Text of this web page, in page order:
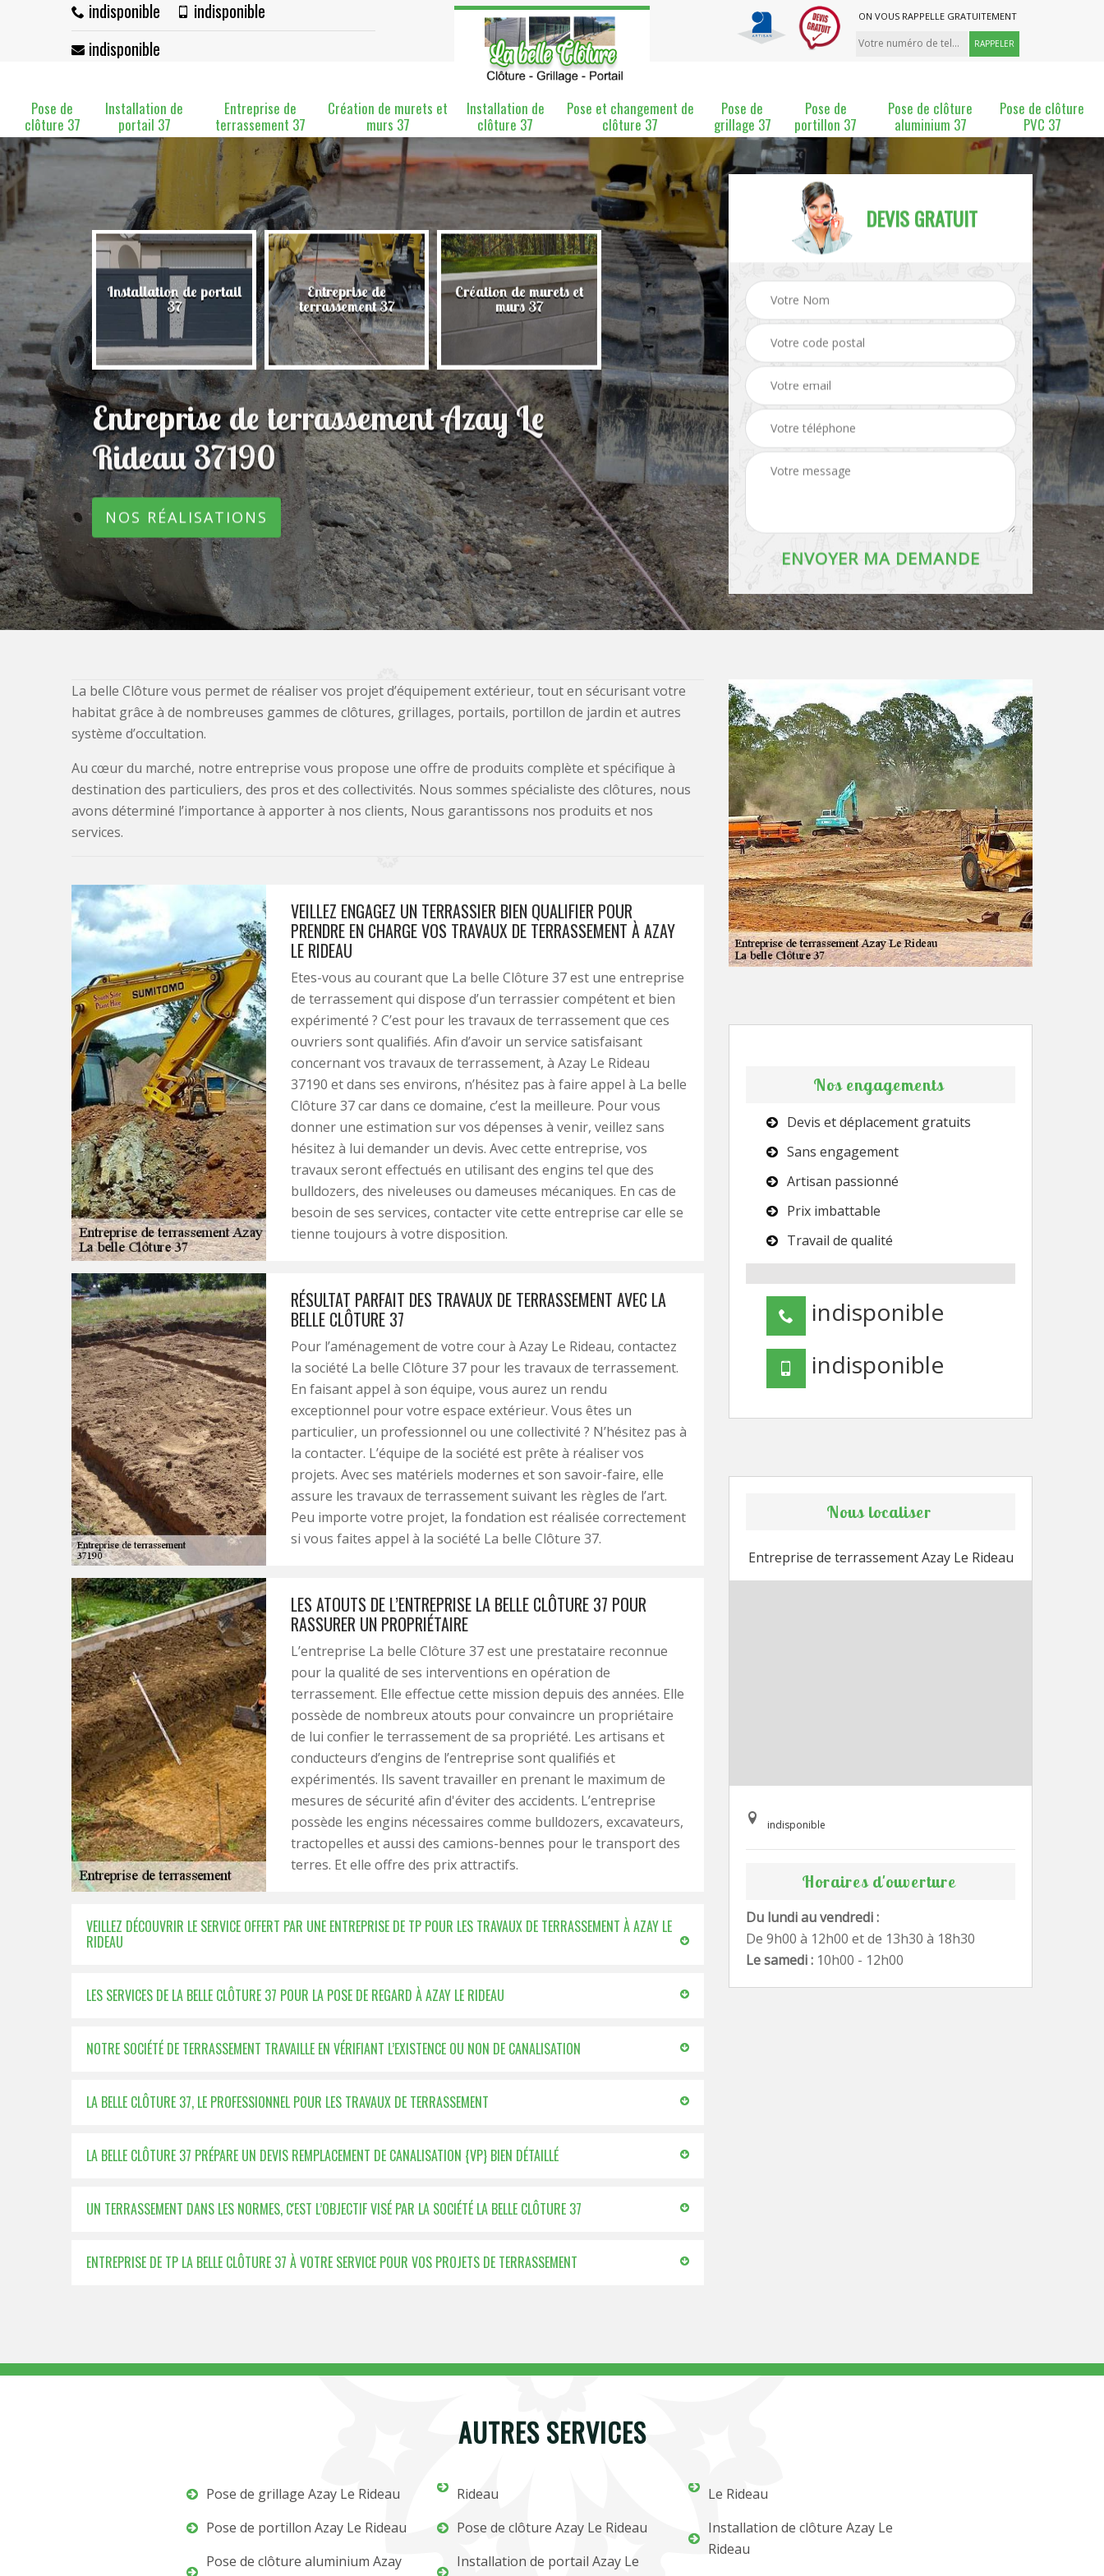
indisponible
indisponible
indisponible
ON VOUS RAPPELLE GRATUITEMENT
Pose de
clôture 37
Installation de
portail 37
Entreprise de
terrassement 37
Création de murets et
murs 37
Installation de
clôture 37
Pose et changement de
clôture 37
Pose de
grillage 37
Pose de
portillon 37
Pose de clôture
aluminium 37
Pose de clôture
PVC 37
37 Installation de portail
37
Entreprise de
terrassement 37
Création de murets et
murs 37
Installation de clôture
37
Pose et changement de Pose de grillage 37
Entreprise de terrassement Azay Le
Rideau 37190
NOS RÉALISATIONS
DEVIS GRATUIT
La belle Clôture vous permet de réaliser vos projet d’équipement extérieur, tout en sécurisant votre
habitat grâce à de nombreuses gammes de clôtures, grillages, portails, portillon de jardin et autres
système d’occultation.
Au cœur du marché, notre entreprise vous propose une offre de produits complète et spécifique à
destination des particuliers, des pros et des collectivités. Nous sommes spécialiste des clôtures, nous
avons déterminé l’importance à apporter à nos clients, Nous garantissons nos produits et nos
services.
VEILLEZ ENGAGEZ UN TERRASSIER BIEN QUALIFIER POUR
PRENDRE EN CHARGE VOS TRAVAUX DE TERRASSEMENT À AZAY
LE RIDEAU
Etes-vous au courant que La belle Clôture 37 est une entreprise
de terrassement qui dispose d’un terrassier compétent et bien
expérimenté ? C’est pour les travaux de terrassement que ces
ouvriers sont qualifiés. Afin d’avoir un service satisfaisant
concernant vos travaux de terrassement, à Azay Le Rideau
37190 et dans ses environs, n’hésitez pas à faire appel à La belle
Clôture 37 car dans ce domaine, c’est la meilleure. Pour vous
donner une estimation sur vos dépenses à venir, veillez sans
hésitez à lui demander un devis. Avec cette entreprise, vos
travaux seront effectués en utilisant des engins tel que des
bulldozers, des niveleuses ou dameuses mécaniques. En cas de
besoin de ses services, contacter vite cette entreprise car elle se
tienne toujours à votre disposition.
RÉSULTAT PARFAIT DES TRAVAUX DE TERRASSEMENT AVEC LA
BELLE CLÔTURE 37
Pour l’aménagement de votre cour à Azay Le Rideau, contactez
la société La belle Clôture 37 pour les travaux de terrassement.
En faisant appel à son équipe, vous aurez un rendu
exceptionnel pour votre espace extérieur. Vous êtes un
particulier, un professionnel ou une collectivité ? N’hésitez pas à
la contacter. L’équipe de la société est prête à réaliser vos
projets. Avec ses matériels modernes et son savoir-faire, elle
assure les travaux de terrassement suivant les règles de l’art.
Peu importe votre projet, la fondation est réalisée correctement
si vous faites appel à la société La belle Clôture 37.
LES ATOUTS DE L’ENTREPRISE LA BELLE CLÔTURE 37 POUR
RASSURER UN PROPRIÉTAIRE
L’entreprise La belle Clôture 37 est une prestataire reconnue
pour la qualité de ses interventions en opération de
terrassement. Elle effectue cette mission depuis des années. Elle
possède de nombreux atouts pour convaincre un propriétaire
de lui confier le terrassement de sa propriété. Les artisans et
conducteurs d’engins de l’entreprise sont qualifiés et
expérimentés. Ils savent travailler en prenant le maximum de
mesures de sécurité afin d'éviter des accidents. L’entreprise
possède les engins nécessaires comme bulldozers, excavateurs,
tractopelles et aussi des camions-bennes pour le transport des
terres. Et elle offre des prix attractifs.
VEILLEZ DÉCOUVRIR LE SERVICE OFFERT PAR UNE ENTREPRISE DE TP POUR LES TRAVAUX DE TERRASSEMENT À AZAY LE
RIDEAU
LES SERVICES DE LA BELLE CLÔTURE 37 POUR LA POSE DE REGARD À AZAY LE RIDEAU
NOTRE SOCIÉTÉ DE TERRASSEMENT TRAVAILLE EN VÉRIFIANT L’EXISTENCE OU NON DE CANALISATION
LA BELLE CLÔTURE 37, LE PROFESSIONNEL POUR LES TRAVAUX DE TERRASSEMENT
LA BELLE CLÔTURE 37 PRÉPARE UN DEVIS REMPLACEMENT DE CANALISATION {VP} BIEN DÉTAILLÉ
UN TERRASSEMENT DANS LES NORMES, C'EST L’OBJECTIF VISÉ PAR LA SOCIÉTÉ LA BELLE CLÔTURE 37
ENTREPRISE DE TP LA BELLE CLÔTURE 37 À VOTRE SERVICE POUR VOS PROJETS DE TERRASSEMENT
Nos engagements
Devis et déplacement gratuits
Sans engagement
Artisan passionné
Prix imbattable
Travail de qualité
indisponible
indisponible
Nous localiser
Entreprise de terrassement Azay Le Rideau
indisponible
Horaires d'ouverture
Du lundi au vendredi :
De 9h00 à 12h00 et de 13h30 à 18h30
Le samedi : 10h00 - 12h00
AUTRES SERVICES
Pose de grillage Azay Le Rideau
Pose de portillon Azay Le Rideau
Pose de clôture aluminium Azay
Rideau
Pose de clôture Azay Le Rideau
Installation de portail Azay Le
Le Rideau
Installation de clôture Azay Le
Rideau